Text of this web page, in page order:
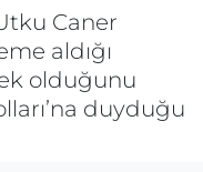
Caner
aldığı
olduğunu
duyduğu